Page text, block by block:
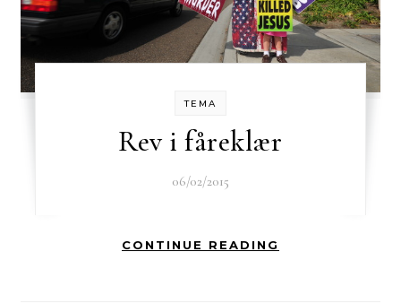
TEMA
Rev i fåreklær
06/02/2015
CONTINUE READING